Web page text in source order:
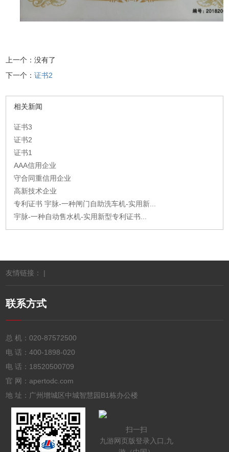
上一个：没有了
下一个：证书2
相关新闻
证书3
证书2
证书1
AAA信用企业
守合同重信用企业
高新技术企业
专利证书 宇脉-一种闸门自助洗车机-实用新...
宇脉-一种自动售水机-实用新型专利证书...
友情链接： |
联系方式
总 机：020-87572500
电 话：400-1898-020
电 话： 18520500709
官 网：apertodc.com
地 址：广州增城区中城智慧园B1栋办公楼
扫一扫
九游网页版登录入口,九